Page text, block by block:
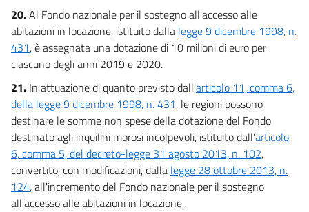
20.Al Fondo nazionale per il sostegno all'accesso alle
abitazioni in locazione, istituito dalla legge 9 dicembre 1998, n.
431, è assegnata una dotazione di 10 milioni di euro per
ciascuno degli anni 2019 e 2020.
21. In attuazione di quanto previsto dall'articolo 11, comma 6,
della legge 9 dicembre 1998, n. 431, le regioni possono
destinare le somme non spese della dotazione del Fondo
destinato agli inquilini morosi incolpevoli, istituito dall'articolo
6, comma 5, del decreto-legge 31 agosto 2013, n. 102,
convertito, con modificazioni, dalla legge 28 ottobre 2013, n.
124, all'incremento del Fondo nazionale per il sostegno
all'accesso alle abitazioni in locazione.